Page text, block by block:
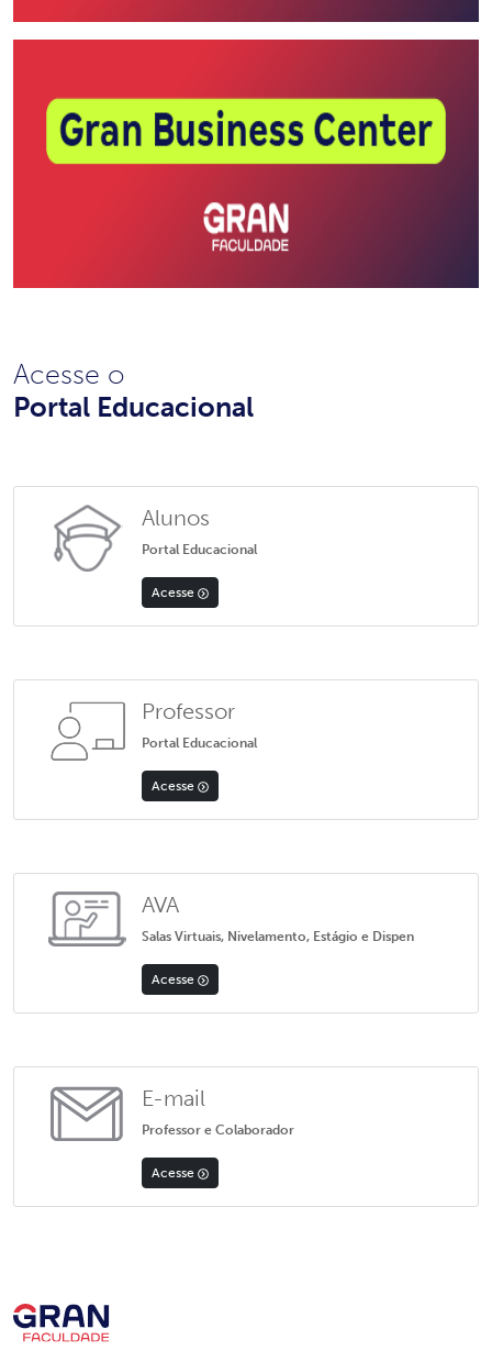
Acesse o
Portal Educacional
Alunos
Portal Educacional
Acesse
Professor
Portal Educacional
Acesse
AVA
Salas Virtuais, Nivelamento, Estágio e Dispen
Acesse
E-mail
Professor e Colaborador
Acesse